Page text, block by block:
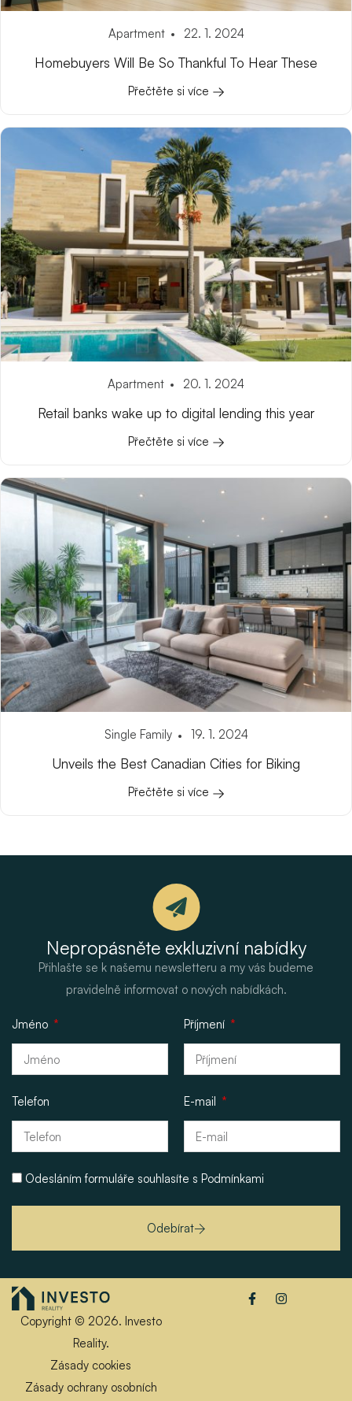
Apartment 22. 1. 2024
Homebuyers Will Be So Thankful To Hear These
Přečtěte si více
Apartment 20. 1. 2024
Retail banks wake up to digital lending this year
Přečtěte si více
Single Family 19. 1. 2024
Unveils the Best Canadian Cities for Biking
Přečtěte si více
Nepropásněte exkluzivní nabídky
Přihlašte se k našemu newsletteru a my vás budeme
pravidelně informovat o nových nabídkách.
Jméno Příjmení
Telefon E-mail
Odesláním formuláře souhlasíte s Podmínkami
Odebírat
Copyright © 2026. Investo
Reality.
Zásady cookies
Zásady ochrany osobních